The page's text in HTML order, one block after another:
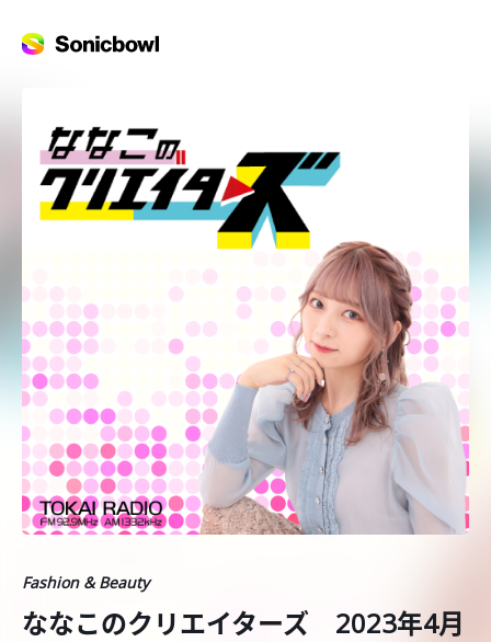
Fashion & Beauty
ななこのクリエイターズ 2023年4月